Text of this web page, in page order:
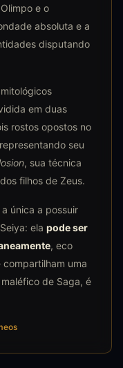
e o
absoluta e a
disputando
em duas
rostos opostos no
seu
, sua técnica
filhos de Zeus.
única a possuir
ela pode ser
, eco
uma
de Saga, é